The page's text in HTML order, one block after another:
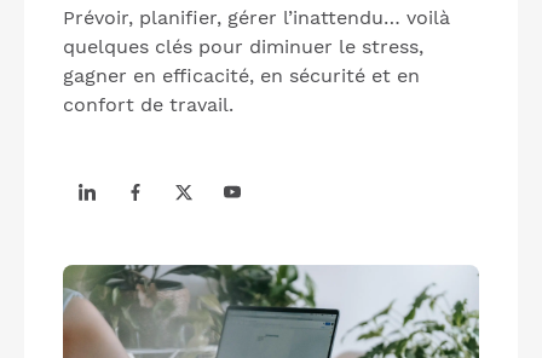
Prévoir, planifier, gérer l’inattendu… voilà
quelques clés pour diminuer le stress,
gagner en efficacité, en sécurité et en
confort de travail.